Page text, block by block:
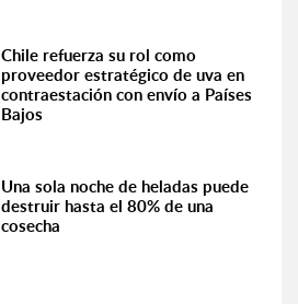
Chile refuerza su rol como
proveedor estratégico de uva en
contraestación con envío a Países
Bajos
Una sola noche de heladas puede
destruir hasta el 80% de una
cosecha